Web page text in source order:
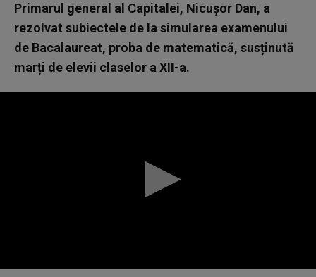
Primarul general al Capitalei, Nicușor Dan, a
rezolvat subiectele de la simularea examenului
de Bacalaureat, proba de matematică, susținută
marți de elevii claselor a XII-a.